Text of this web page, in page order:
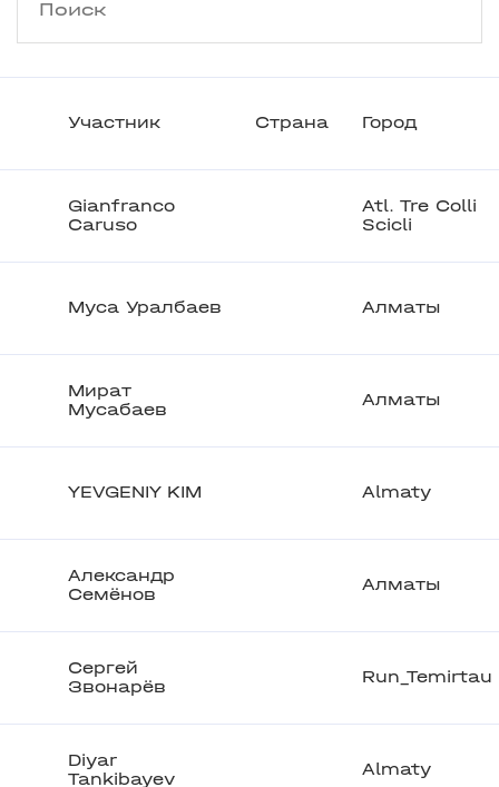
Участник Страна Город
Gianfranco
Caruso
Atl. Tre Colli
Scicli
Муса Уралбаев Алматы
Мират
Мусабаев
Алматы
YEVGENIY KIM Almaty
Александр
Семёнов
Алматы
Сергей
Звонарёв
Run_Temirtau
Diyar
Tankibayev
Almaty